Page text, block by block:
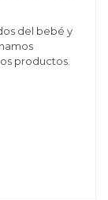
del bebé y
productos.